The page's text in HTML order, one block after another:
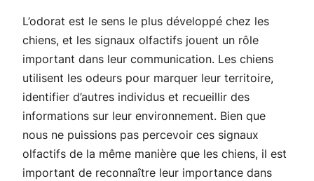
L’odorat est le sens le plus développé chez les
chiens, et les signaux olfactifs jouent un rôle
important dans leur communication. Les chiens
utilisent les odeurs pour marquer leur territoire,
identifier d’autres individus et recueillir des
informations sur leur environnement. Bien que
nous ne puissions pas percevoir ces signaux
olfactifs de la même manière que les chiens, il est
important de reconnaître leur importance dans